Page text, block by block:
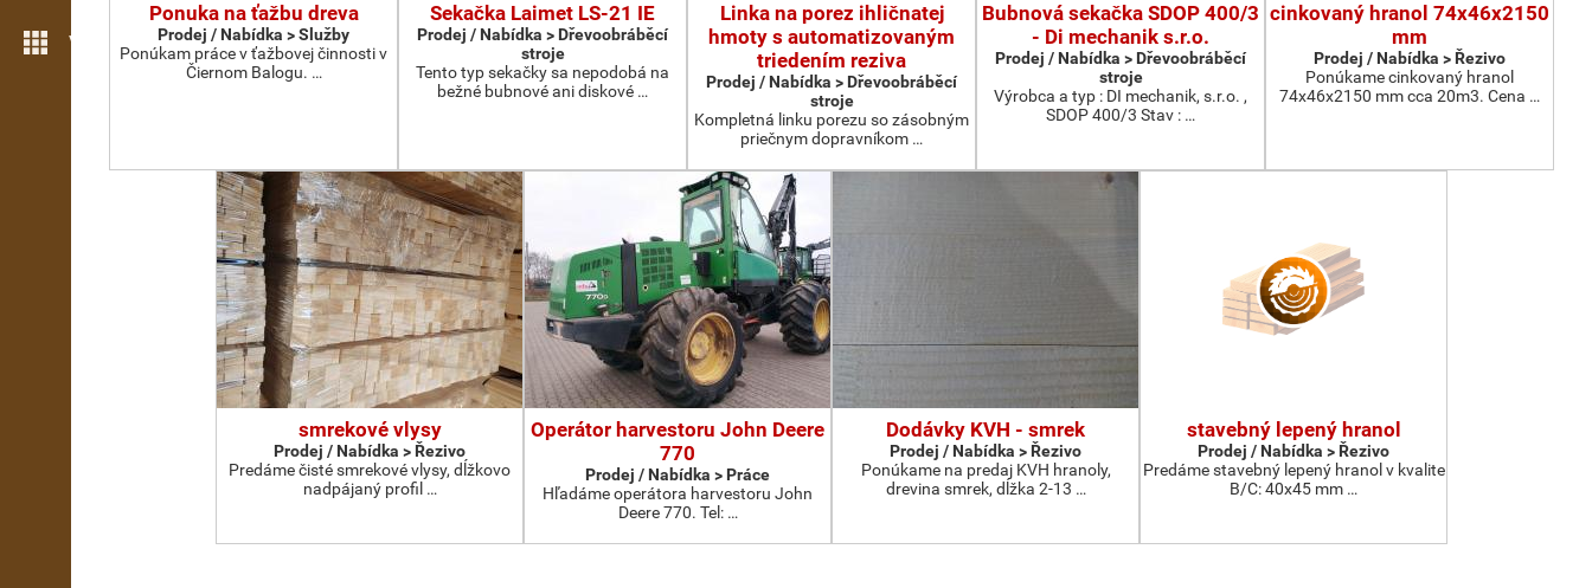
Více možností
Ponuka na ťažbu dreva
Prodej / Nabídka > Služby
Ponúkam práce v ťažbovej činnosti v
Čiernom Balogu. …
Sekačka Laimet LS-21 IE
Prodej / Nabídka > Dřevoobráběcí
stroje
Tento typ sekačky sa nepodobá na
bežné bubnové ani diskové …
Linka na porez ihličnatej
hmoty s automatizovaným
triedením reziva
Prodej / Nabídka > Dřevoobráběcí
stroje
Kompletná linku porezu so zásobným
priečnym dopravníkom …
Bubnová sekačka SDOP 400/3
- Di mechanik s.r.o.
Prodej / Nabídka > Dřevoobráběcí
stroje
Výrobca a typ : DI mechanik, s.r.o. ,
SDOP 400/3 Stav : …
cinkovaný hranol 74x46x2150
mm
Prodej / Nabídka > Řezivo
Ponúkame cinkovaný hranol
74x46x2150 mm cca 20m3. Cena …
smrekové vlysy
Prodej / Nabídka > Řezivo
Predáme čisté smrekové vlysy, dĺžkovo
nadpájaný profil …
Operátor harvestoru John Deere
770
Prodej / Nabídka > Práce
Hľadáme operátora harvestoru John
Deere 770. Tel: …
Dodávky KVH - smrek
Prodej / Nabídka > Řezivo
Ponúkame na predaj KVH hranoly,
drevina smrek, dĺžka 2-13 …
stavebný lepený hranol
Prodej / Nabídka > Řezivo
Predáme stavebný lepený hranol v kvalite
B/C: 40x45 mm …